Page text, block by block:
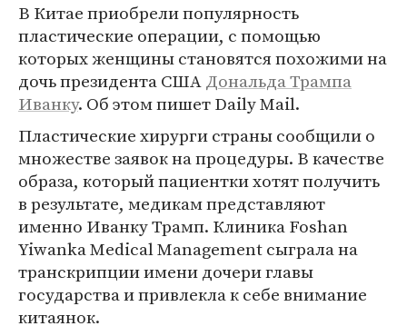
В Китае приобрели популярность
пластические операции, с помощью
которых женщины становятся похожими на
дочь президента СШАДональда Трампа
Иванку. Об этом пишет Daily Mail.
Пластические хирурги страны сообщили о
множестве заявок на процедуры. В качестве
образа, который пациентки хотят получить
в результате, медикам представляют
именно Иванку Трамп. Клиника Foshan
Yiwanka Medical Management сыграла на
транскрипции имени дочери главы
государства и привлекла к себе внимание
китаянок.